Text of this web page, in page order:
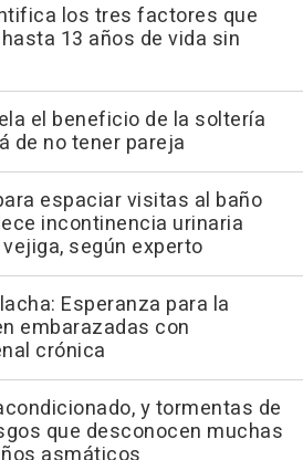
los tres factores que
13 años de vida sin
el beneficio de la soltería
de no tener pareja
espaciar visitas al baño
incontinencia urinaria
según experto
Esperanza para la
embarazadas con
crónica
y tormentas de
que desconocen muchas